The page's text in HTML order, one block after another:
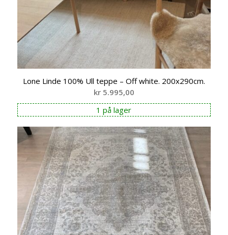
Lone Linde 100% Ull teppe – Off white. 200x290cm.
kr5.995,00
1 på lager